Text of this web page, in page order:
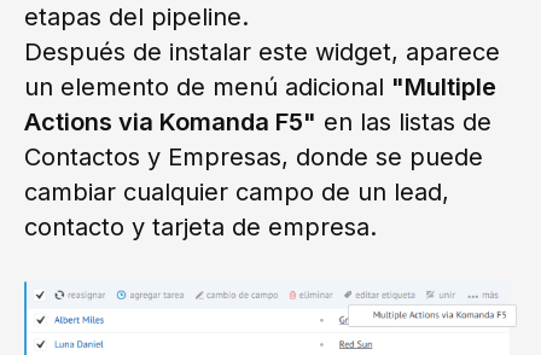
etapas del pipeline.
Después de instalar este widget, aparece
un elemento de menú adicional "Multiple
Actions via Komanda F5" en las listas de
Contactos y Empresas, donde se puede
cambiar cualquier campo de un lead,
contacto y tarjeta de empresa.